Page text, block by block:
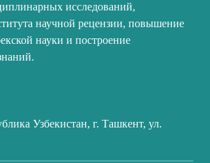
исследований,
научной рецензии, повышение
науки и построение
Узбекистан, г. Ташкент, ул.